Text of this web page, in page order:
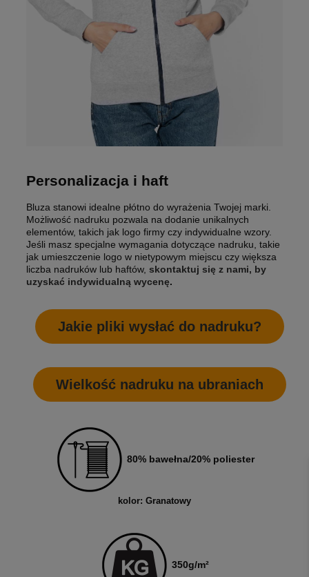
Personalizacja i haft
Bluza stanowi idealne płótno do wyrażenia Twojej marki.
Możliwość nadruku pozwala na dodanie unikalnych
elementów, takich jak logo firmy czy indywidualne wzory.
Jeśli masz specjalne wymagania dotyczące nadruku, takie
jak umieszczenie logo w nietypowym miejscu czy większa
liczba nadruków lub haftów, skontaktuj się z nami, by
uzyskać indywidualną wycenę.
Jakie pliki wysłać do nadruku?
Wielkość nadruku na ubraniach
80% bawełna/20% poliester
kolor: Granatowy
350g/m²